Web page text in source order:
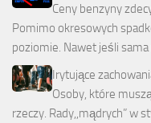
Ceny benzyny
Pomimo okresowych
poziomie. Nawet jeśli
Irytujące
Osoby, które
rzeczy. Rady,,mądrych” w